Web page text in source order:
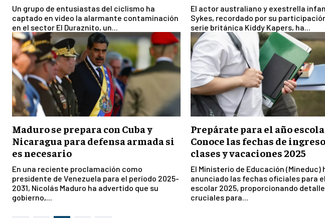
Un grupo de entusiastas del ciclismo ha
captado en video la alarmante contaminación
en el sector El Duraznito, un...
El actor australiano y exestrella
Sykes, recordado por su
serie británica Kiddy Kapers, ha...
Maduro se prepara con Cuba y
Nicaragua para defensa armada si
es necesario
En una reciente proclamación como
presidente de Venezuela para el período 2025-
2031, Nicolás Maduro ha advertido que su
gobierno,...
Prepárate para el año
Conoce las fechas de
clases y vacaciones 2025
El Ministerio de Educación (Mineduc)
anunciado las fechas oficiales para
escolar 2025, proporcionando
cruciales para...